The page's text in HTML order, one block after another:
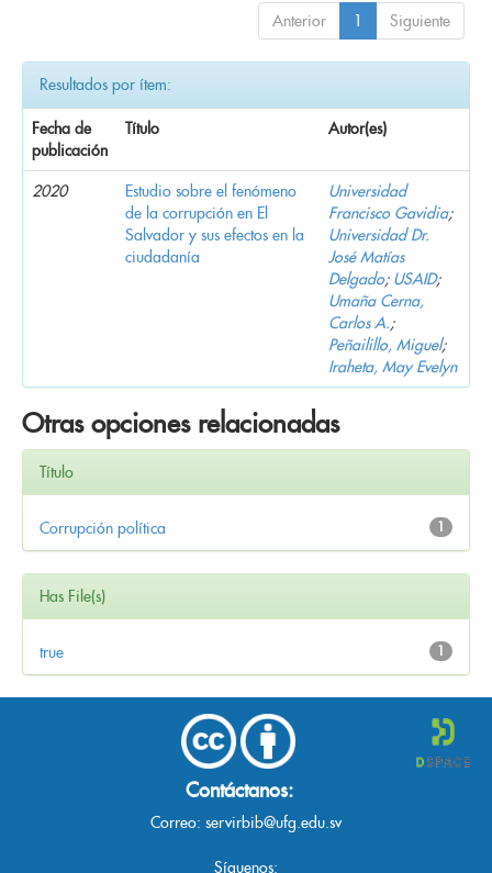
Anterior 1 Siguiente
Resultados por ítem:
Fecha de
publicación
Título Autor(es)
2020
Estudio sobre el fenómeno
de la corrupción en El
Salvador y sus efectos en la
ciudadanía
Universidad
Francisco Gavidia;
Universidad Dr.
José Matías
Delgado; USAID;
Umaña Cerna,
Carlos A.;
Peñailillo, Miguel;
Iraheta, May Evelyn
Otras opciones relacionadas
Título
1
Corrupción política
Has File(s)
1
true
Contáctanos:
Correo: servirbib@ufg.edu.sv
Síguenos: